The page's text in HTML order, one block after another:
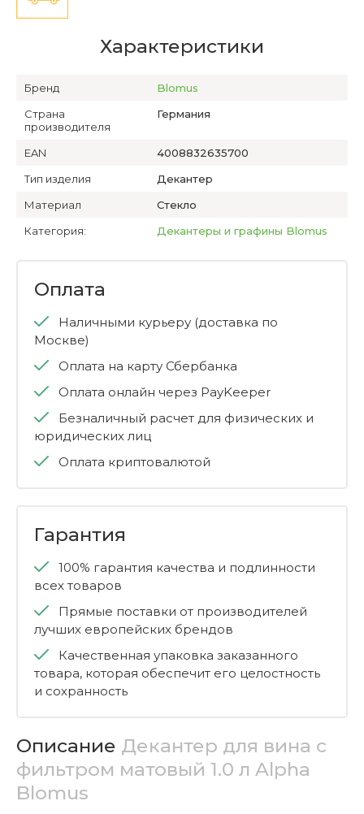
Характеристики
Бренд
Blomus
Страна
производителя
Германия
EAN
4008832635700
Тип изделия
Декантер
Материал
Стекло
Категория:
Декантеры и графины Blomus
Оплата
Наличными курьеру (доставка по
Москве)
Оплата на карту Сбербанка
Оплата онлайн через PayKeeper
Безналичный расчет для физических и
юридических лиц
Оплата криптовалютой
Гарантия
100% гарантия качества и подлинности
всех товаров
Прямые поставки от производителей
лучших европейских брендов
Качественная упаковка заказанного
товара, которая обеспечит его целостность
и сохранность
Описание Декантер для вина с
фильтром матовый 1.0 л Alpha
Blomus